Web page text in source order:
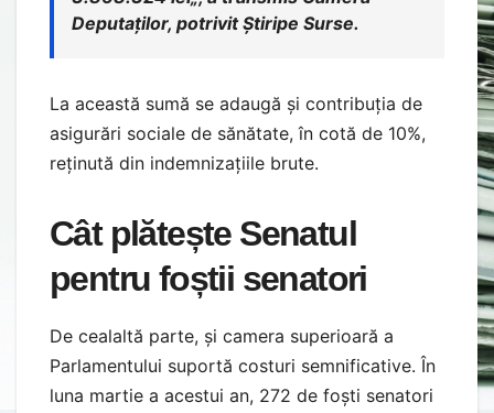
Deputaților, potrivit Știripe Surse.
La această sumă se adaugă și contribuția de
asigurări sociale de sănătate, în cotă de 10%,
reținută din indemnizațiile brute.
Cât plătește Senatul
pentru foștii senatori
De cealaltă parte, și camera superioară a
Parlamentului suportă costuri semnificative. În
luna martie a acestui an, 272 de foști senatori